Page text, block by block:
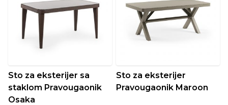
Sto za eksterijer sa
staklom Pravougaonik
Osaka
Sto za eksterijer
Pravougaonik Maroon